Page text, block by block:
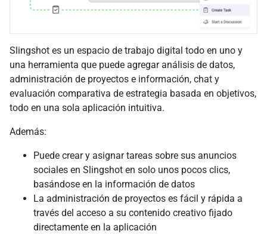
Slingshot es un espacio de trabajo digital todo en uno y
una herramienta que puede agregar análisis de datos,
administración de proyectos e información, chat y
evaluación comparativa de estrategia basada en objetivos,
todo en una sola aplicación intuitiva.
Además:
Puede crear y asignar tareas sobre sus anuncios
sociales en Slingshot en solo unos pocos clics,
basándose en la información de datos
La administración de proyectos es fácil y rápida a
través del acceso a su contenido creativo fijado
directamente en la aplicación